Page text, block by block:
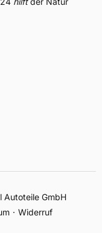
Autoteile GmbH
Widerruf